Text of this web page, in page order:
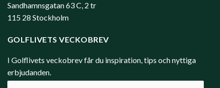
Sandhamnsgatan 63 C, 2 tr
115 28 Stockholm
GOLFLIVETS VECKOBREV
I Golflivets veckobrev får du inspiration, tips och nyttiga
erbjudanden.